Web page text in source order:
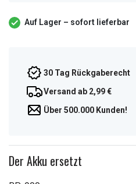
Auf Lager – sofort lieferbar
30 Tag Rückgaberecht
Versand ab 2,99 €
Über 500.000 Kunden!
Der Akku ersetzt